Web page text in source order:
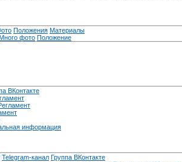
Положения Материалы
фото Положение
ВКонтакте
информация
Telegram-канал Группа ВКонтакте